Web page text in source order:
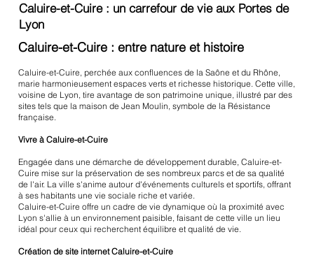
Caluire-et-Cuire : un carrefour de vie aux Portes de
Lyon
Caluire-et-Cuire : entre nature et histoire
Caluire-et-Cuire, perchée aux confluences de la Saône et du Rhône,
marie harmonieusement espaces verts et richesse historique. Cette ville,
voisine de Lyon, tire avantage de son patrimoine unique, illustré par des
sites tels que la maison de Jean Moulin, symbole de la Résistance
française.
Vivre à Caluire-et-Cuire
Engagée dans une démarche de développement durable, Caluire-et-
Cuire mise sur la préservation de ses nombreux parcs et de sa qualité
de l'air. La ville s'anime autour d'événements culturels et sportifs, offrant
à ses habitants une vie sociale riche et variée.
Caluire-et-Cuire offre un cadre de vie dynamique où la proximité avec
Lyon s'allie à un environnement paisible, faisant de cette ville un lieu
idéal pour ceux qui recherchent équilibre et qualité de vie.
Création de site internet Caluire-et-Cuire